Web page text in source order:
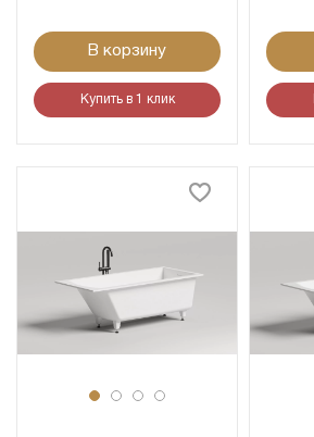
В корзину
Купить в 1 клик